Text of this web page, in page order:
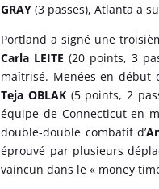
GRAY(3 passes), Atlanta a
Portland a signé une
Carla LEITE(20 points, 3
maîtrisé. Menées en début
Teja OBLAK (5 points, 2
équipe de Connecticut en
double‑double combatif d’
éprouvé par plusieurs
vaincun dans le « money